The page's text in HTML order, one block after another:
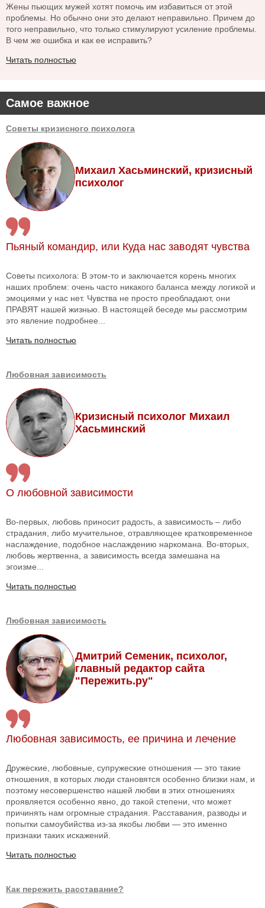
Самое важное
Советы кризисного психолога
Михаил Хасьминский, кризисный
психолог
Пьяный командир, или Куда нас заводят чувства
Советы психолога: В этом-то и заключается корень многих
наших проблем: очень часто никакого баланса между логикой и
эмоциями у нас нет. Чувства не просто преобладают, они
ПРАВЯТ нашей жизнью. В настоящей беседе мы рассмотрим
это явление подробнее...
Читать полностью
Любовная зависимость
Кризисный психолог Михаил
Хасьминский
О любовной зависимости
Во-первых, любовь приносит радость, а зависимость – либо
страдания, либо мучительное, отравляющее кратковременное
наслаждение, подобное наслаждению наркомана. Во-вторых,
любовь жертвенна, а зависимость всегда замешана на
эгоизме...
Читать полностью
Любовная зависимость
Дмитрий Семеник, психолог,
главный редактор сайта
"Пережить.ру"
Любовная зависимость, ее причина и лечение
Дружеские, любовные, супружеские отношения — это такие
отношения, в которых люди становятся особенно близки нам, и
поэтому несовершенство нашей любви в этих отношениях
проявляется особенно явно, до такой степени, что может
причинять нам огромные страдания. Расставания, разводы и
попытки самоубийства из-за якобы любви — это именно
признаки таких искажений.
Читать полностью
Как пережить расставание?
Жены пьющих мужей хотят помочь им избавиться от этой
проблемы. Но обычно они это делают неправильно. Причем до
того неправильно, что только стимулируют усиление проблемы.
В чем же ошибка и как ее исправить?
Читать полностью